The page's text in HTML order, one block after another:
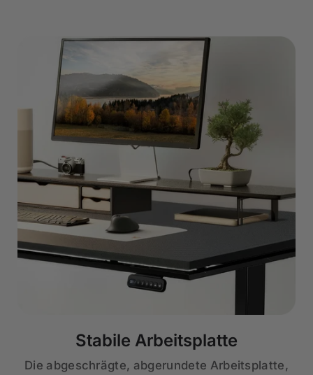
Stabile Arbeitsplatte
Die abgeschrägte, abgerundete Arbeitsplatte,